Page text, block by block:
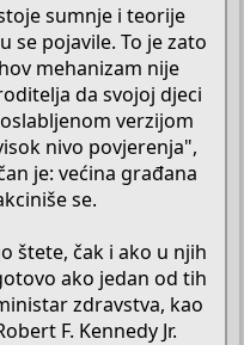
sumnje i teorije
se pojavile. To je zato
mehanizam nije
da svojoj djeci
verzijom
nivo povjerenja",
je: većina građana
se.
štete, čak i ako u njih
ako jedan od tih
zdravstva, kao
F. Kennedy Jr.